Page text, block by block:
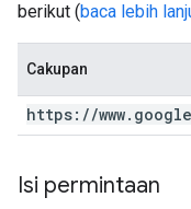
berikut (baca lebih
Cakupan
https: //www.
Isi permintaan